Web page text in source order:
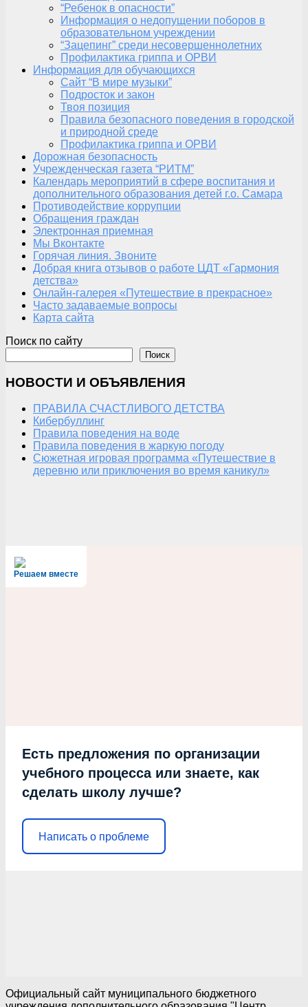
“Ребенок в опасности”
Информация о недопущении поборов в
образовательном учреждении
“Зацепинг” среди несовершеннолетних
Профилактика гриппа и ОРВИ
Информация для обучающихся
Сайт “В мире музыки”
Подросток и закон
Твоя позиция
Правила безопасного поведения в городской
и природной среде
Профилактика гриппа и ОРВИ
Дорожная безопасность
Учрежденческая газета “РИТМ”
Календарь мероприятий в сфере воспитания и
дополнительного образования детей г.о. Самара
Противодействие коррупции
Обращения граждан
Электронная приемная
Мы Вконтакте
Горячая линия. Звоните
Добрая книга отзывов о работе ЦДТ «Гармония
детства»
Онлайн-галерея «Путешествие в прекрасное»
Часто задаваемые вопросы
Карта сайта
Поиск по сайту
Поиск
НОВОСТИ И ОБЪЯВЛЕНИЯ
ПРАВИЛА СЧАСТЛИВОГО ДЕТСТВА
Кибербуллинг
Правила поведения на воде
Правила поведения в жаркую погоду
Сюжетная игровая программа «Путешествие в
деревню или приключения во время каникул»
Решаем вместе
Есть предложения по организации
учебного процесса или знаете, как
сделать школу лучше?
Написать о проблеме
Официальный сайт муниципального бюджетного